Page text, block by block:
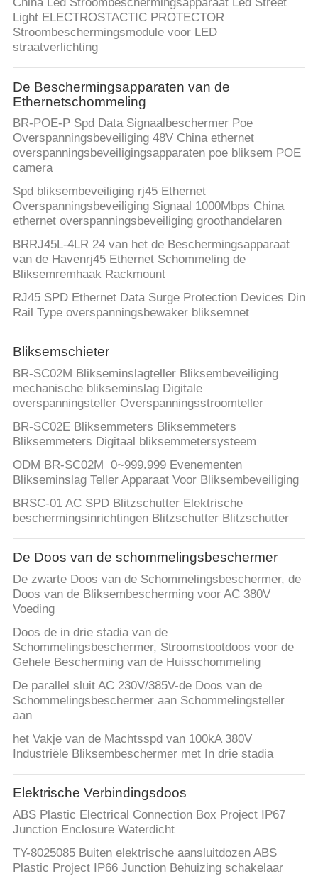
Light ELECTROSTACTIC PROTECTOR
Stroombeschermingsmodule voor LED
straatverlichting
De Beschermingsapparaten van de
Ethernetschommeling
BR-POE-P Spd Data Signaalbeschermer Poe
Overspanningsbeveiliging 48V China ethernet
overspanningsbeveiligingsapparaten poe bliksem POE
camera
Spd bliksembeveiliging rj45 Ethernet
Overspanningsbeveiliging Signaal 1000Mbps China
ethernet overspanningsbeveiliging groothandelaren
BRRJ45L-4LR 24 van het de Beschermingsapparaat
van de Havenrj45 Ethernet Schommeling de
Bliksemremhaak Rackmount
RJ45 SPD Ethernet Data Surge Protection Devices Din
Rail Type overspanningsbewaker bliksemnet
Bliksemschieter
BR-SC02M Blikseminslagteller Bliksembeveiliging
mechanische blikseminslag Digitale
overspanningsteller Overspanningsstroomteller
BR-SC02E Bliksemmeters Bliksemmeters
Bliksemmeters Digitaal bliksemmetersysteem
ODM BR-SC02M 0~999.999 Evenementen
Blikseminslag Teller Apparaat Voor Bliksembeveiliging
BRSC-01 AC SPD Blitzschutter Elektrische
beschermingsinrichtingen Blitzschutter Blitzschutter
De Doos van de schommelingsbeschermer
De zwarte Doos van de Schommelingsbeschermer, de
Doos van de Bliksembescherming voor AC 380V
Voeding
Doos de in drie stadia van de
Schommelingsbeschermer, Stroomstootdoos voor de
Gehele Bescherming van de Huisschommeling
De parallel sluit AC 230V/385V-de Doos van de
Schommelingsbeschermer aan Schommelingsteller
aan
het Vakje van de Machtsspd van 100kA 380V
Industriële Bliksembeschermer met In drie stadia
Elektrische Verbindingsdoos
ABS Plastic Electrical Connection Box Project IP67
Junction Enclosure Waterdicht
TY-8025085 Buiten elektrische aansluitdozen ABS
Plastic Project IP66 Junction Behuizing schakelaar